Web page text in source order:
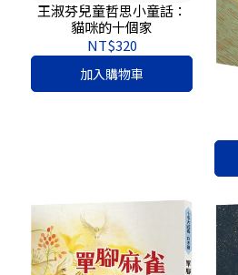
王淑芬兒童哲思小童話：
貓咪的十個家
NT$320
加入購物車